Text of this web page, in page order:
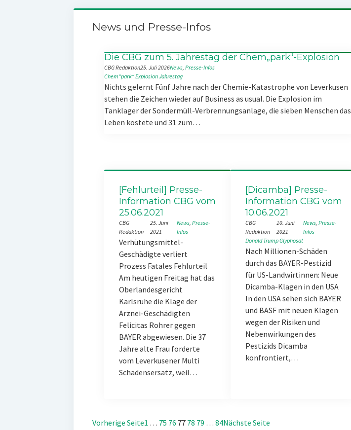
News und Presse-Infos
Die CBG zum 5. Jahrestag der Chem„park“-Explosion
CBG Redaktion25. Juli 2026News, Presse-Infos
Chem“park“ExplosionJahrestag
Nichts gelernt Fünf Jahre nach der Chemie-Katastrophe von Leverkusen
stehen die Zeichen wieder auf Business as usual. Die Explosion im
Tanklager der Sondermüll-Verbrennungsanlage, die sieben Menschen das
Leben kostete und 31 zum…
[Fehlurteil] Presse-
Information CBG vom
25.06.2021
CBG
Redaktion
25. Juni
2021
News, Presse-
Infos
Verhütungsmittel-
Geschädigte verliert
Prozess Fatales Fehlurteil
Am heutigen Freitag hat das
Oberlandesgericht
Karlsruhe die Klage der
Arznei-Geschädigten
Felicitas Rohrer gegen
BAYER abgewiesen. Die 37
Jahre alte Frau forderte
vom Leverkusener Multi
Schadensersatz, weil…
[Dicamba] Presse-
Information CBG vom
10.06.2021
CBG
Redaktion
10. Juni
2021
News, Presse-
Infos
Donald TrumpGlyphosat
Nach Millionen-Schäden
durch das BAYER-Pestizid
für US-Landwirtinnen: Neue
Dicamba-Klagen in den USA
In den USA sehen sich BAYER
und BASF mit neuen Klagen
wegen der Risiken und
Nebenwirkungen des
Pestizids Dicamba
konfrontiert,…
Vorherige Seite1 … 75 76 77 78 79 … 84Nächste Seite